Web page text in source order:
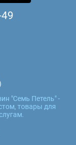
"Семь Петель" -
товары для